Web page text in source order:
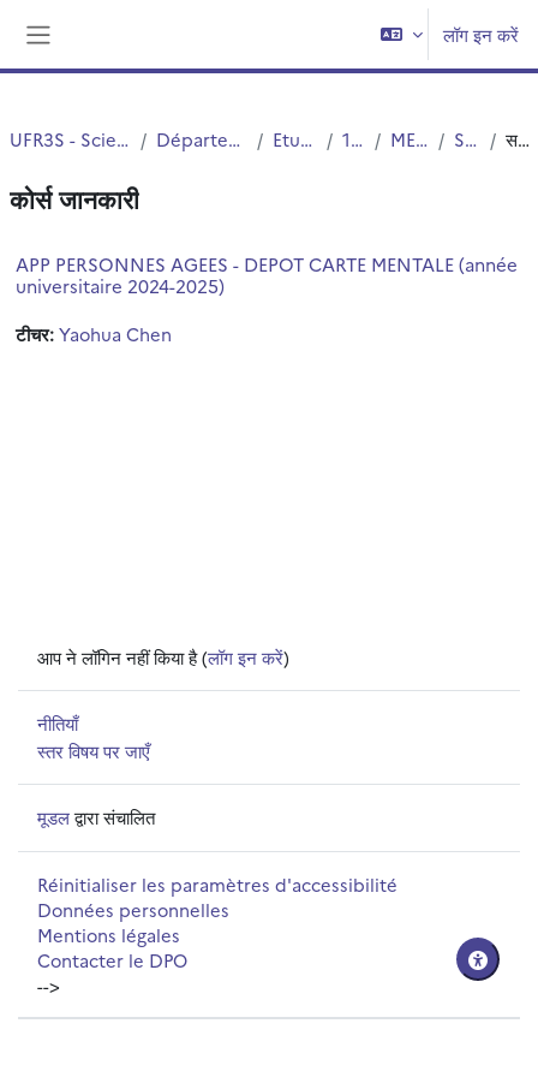
लॉग इन करें
UFR3S - Sciences de Santé et du Sport Département UFR3S - Médecine Etudes Medicales 1ER CYCLE MED3-Archives Semestre 2 सन्क्षिप्त विवरण
कोर्स जानकारी
APP PERSONNES AGEES - DEPOT CARTE MENTALE (année
universitaire 2024-2025)
टीचर:Yaohua Chen
आप ने लॉगिन नहीं किया है (लॉग इन करें)
नीतियाँ
स्तर विषय पर जाएँ
मूडलद्वारा संचालित
Réinitialiser les paramètres d'accessibilité
Données personnelles
Mentions légales
Contacter le DPO
-->